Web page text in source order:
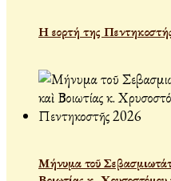
Η εορτή της
Μήνυμα τοῦ